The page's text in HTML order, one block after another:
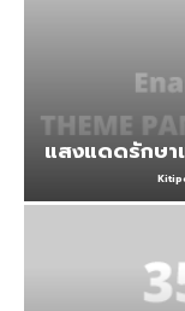
แสงแดดรักษา